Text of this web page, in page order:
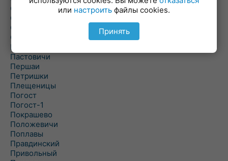
Омговичи
Оношки
Осовец
Острошицкий Городок
Пасека
Пастовичи
Першаи
Петришки
Плещеницы
Погост
Погост-1
Покрашево
Положевичи
Поплавы
Правдинский
Привольный
или настроить файлы cookies.
Принять